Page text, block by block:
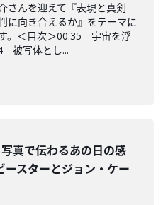
さんを迎えて『表現と真剣
に向き合えるか』をテーマに
。＜目次＞00:35 宇宙を浮
被写体とし...
真で伝わるあの日の感
ースターとジョン・ケー